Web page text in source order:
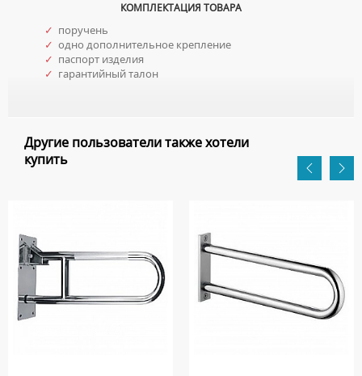
КОМПЛЕКТАЦИЯ ТОВАРА
✓ поручень
✓ одно дополнительное крепление
✓ паспорт изделия
✓ гарантийный талон
Другие пользователи также хотели
купить